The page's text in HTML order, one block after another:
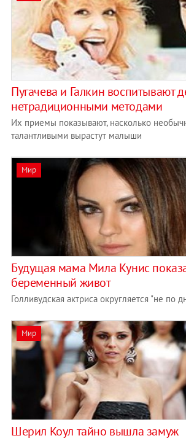
Пугачева и Галкин воспитывают
нетрадиционными методами
Их приемы показывают, насколько
талантливыми вырастут малыши
Мир
Будущая мама Мила Кунис
беременный живот
Голливудская актриса округляется "не по
Мир
Шерил Коул тайно вышла замуж